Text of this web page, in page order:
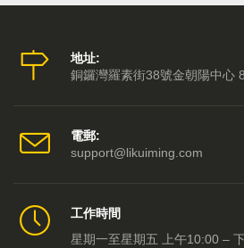
地址:
銅鑼灣羅素街38號金朝陽中心
電郵:
support@likuiming.com
工作時間
星期一至星期五 上午10:00 –